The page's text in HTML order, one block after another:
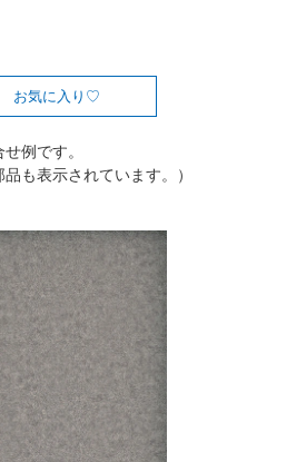
お気に入り
例です。
も表示されています。）